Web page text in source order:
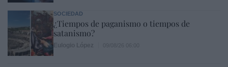
SOCIEDAD
¿Tiempos de paganismo o tiempos de
satanismo?